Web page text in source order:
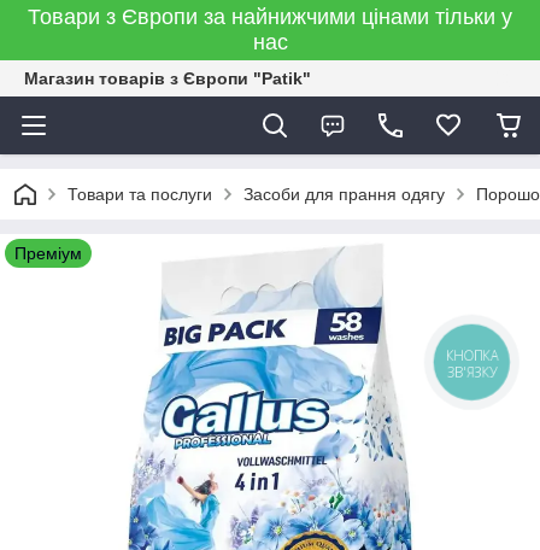
Товари з Європи за найнижчими цінами тільки у
нас
Магазин товарів з Європи "Patik"
Товари та послуги Засоби для прання одягу
Преміум
КНОПКА
ЗВ'ЯЗКУ